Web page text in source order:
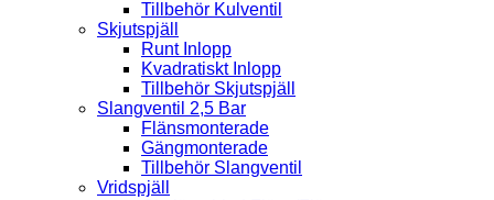
Tillbehör Kulventil
Skjutspjäll
Runt Inlopp
Kvadratiskt Inlopp
Tillbehör Skjutspjäll
Slangventil 2,5 Bar
Flänsmonterade
Gängmonterade
Tillbehör Slangventil
Vridspjäll